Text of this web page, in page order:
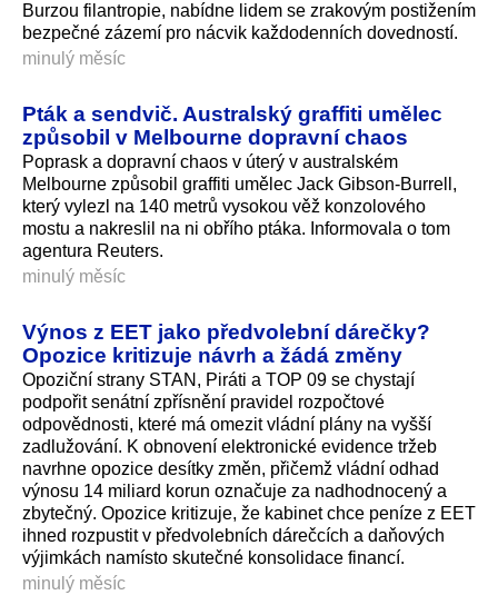
Burzou filantropie, nabídne lidem se zrakovým postižením
bezpečné zázemí pro nácvik každodenních dovedností.
minulý měsíc
Pták a sendvič. Australský graffiti umělec
způsobil v Melbourne dopravní chaos
Poprask a dopravní chaos v úterý v australském
Melbourne způsobil graffiti umělec Jack Gibson-Burrell,
který vylezl na 140 metrů vysokou věž konzolového
mostu a nakreslil na ni obřího ptáka. Informovala o tom
agentura Reuters.
minulý měsíc
Výnos z EET jako předvolební dárečky?
Opozice kritizuje návrh a žádá změny
Opoziční strany STAN, Piráti a TOP 09 se chystají
podpořit senátní zpřísnění pravidel rozpočtové
odpovědnosti, které má omezit vládní plány na vyšší
zadlužování. K obnovení elektronické evidence tržeb
navrhne opozice desítky změn, přičemž vládní odhad
výnosu 14 miliard korun označuje za nadhodnocený a
zbytečný. Opozice kritizuje, že kabinet chce peníze z EET
ihned rozpustit v předvolebních dárečcích a daňových
výjimkách namísto skutečné konsolidace financí.
minulý měsíc